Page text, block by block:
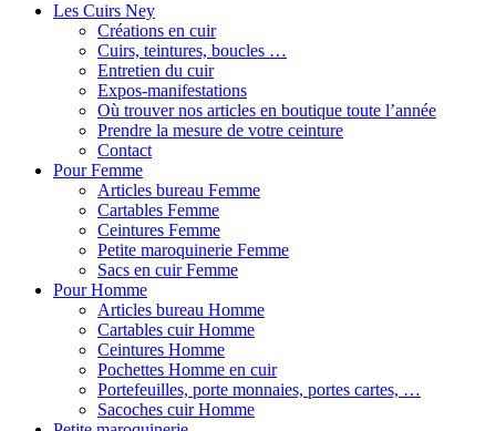
Les Cuirs Ney
Créations en cuir
Cuirs, teintures, boucles …
Entretien du cuir
Expos-manifestations
Où trouver nos articles en boutique toute l’année
Prendre la mesure de votre ceinture
Contact
Pour Femme
Articles bureau Femme
Cartables Femme
Ceintures Femme
Petite maroquinerie Femme
Sacs en cuir Femme
Pour Homme
Articles bureau Homme
Cartables cuir Homme
Ceintures Homme
Pochettes Homme en cuir
Portefeuilles, porte monnaies, portes cartes, …
Sacoches cuir Homme